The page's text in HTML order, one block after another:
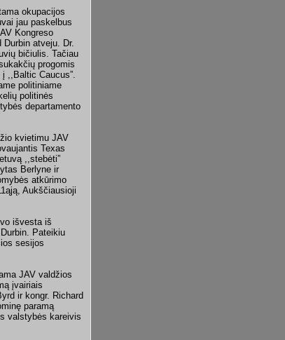
okupacijos
jau paskelbus
Kongreso
atveju. Dr.
bičiulis. Tačiau
progomis
,,Baltic Caucus”.
politiniame
politinės
departamento
kvietimu JAV
Texas
,,stebėti”
Berlyne ir
atkūrimo
Aukščiausioji
išvesta iš
Pateikiu
sesijos
JAV valdžios
įvairiais
ir kongr. Richard
paramą
valstybės kareivis